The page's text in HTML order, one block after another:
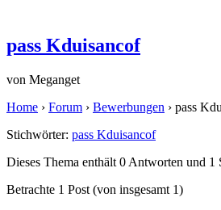
pass Kduisancof
von Meganget
Home › Forum › Bewerbungen › pass
Stichwörter: pass Kduisancof
Dieses Thema enthält 0 Antworten und
Betrachte 1 Post (von insgesamt 1)